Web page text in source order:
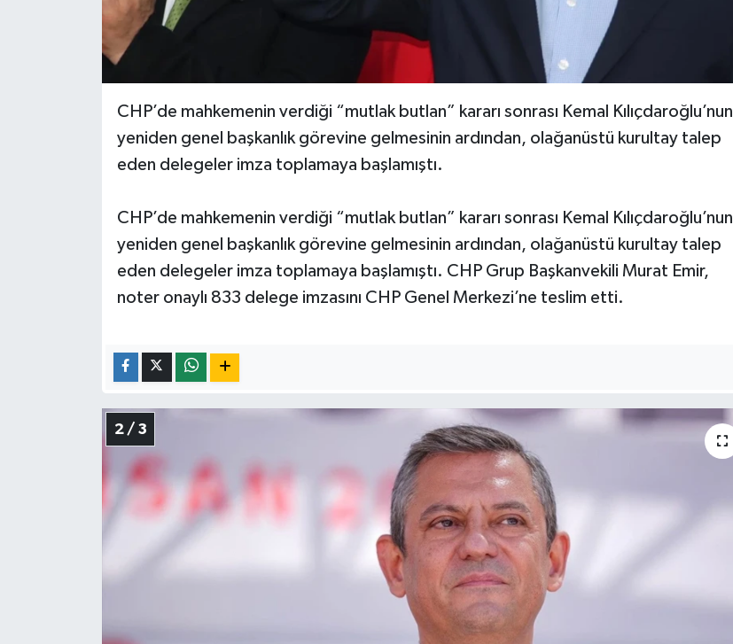
CHP’de mahkemenin verdiği “mutlak butlan” kararı sonrası Kemal Kılıçdaroğlu’nun
yeniden genel başkanlık görevine gelmesinin ardından, olağanüstü kurultay talep
eden delegeler imza toplamaya başlamıştı.
CHP’de mahkemenin verdiği “mutlak butlan” kararı sonrası Kemal Kılıçdaroğlu’nun
yeniden genel başkanlık görevine gelmesinin ardından, olağanüstü kurultay talep
eden delegeler imza toplamaya başlamıştı. CHP Grup Başkanvekili Murat Emir,
noter onaylı 833 delege imzasını CHP Genel Merkezi’ne teslim etti.
2 / 3